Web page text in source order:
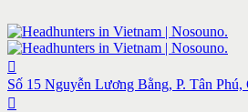
Số 15 Nguyễn Lương Bằng, P. Tân